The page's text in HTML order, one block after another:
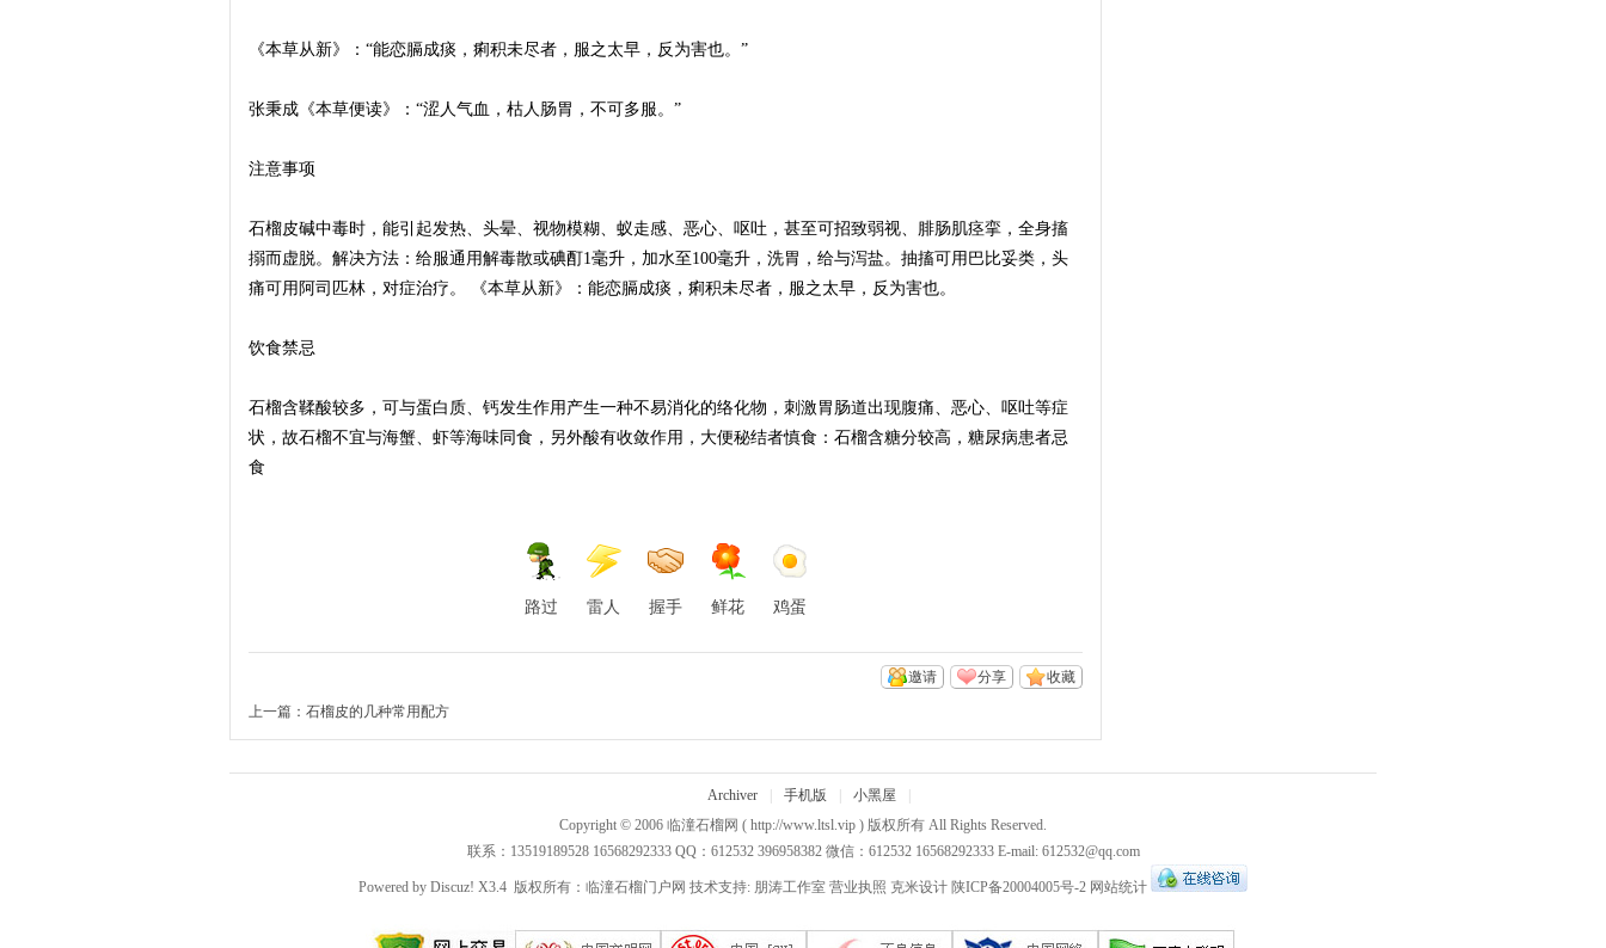
《本草从新》：“能恋膈成痰，痢积未尽者，服之太早，反为害也。”
张秉成《本草便读》：“涩人气血，枯人肠胃，不可多服。”
注意事项
石榴皮碱中毒时，能引起发热、头晕、视物模糊、蚁走感、恶心、呕吐，甚至可招致弱视、腓肠肌痉挛，全身搐
搦而虚脱。解决方法：给服通用解毒散或碘酊1毫升，加水至100毫升，洗胃，给与泻盐。抽搐可用巴比妥类，头
痛可用阿司匹林，对症治疗。 《本草从新》：能恋膈成痰，痢积未尽者，服之太早，反为害也。
饮食禁忌
石榴含鞣酸较多，可与蛋白质、钙发生作用产生一种不易消化的络化物，刺激胃肠道出现腹痛、恶心、呕吐等症
状，故石榴不宜与海蟹、虾等海味同食，另外酸有收敛作用，大便秘结者慎食：石榴含糖分较高，糖尿病患者忌
食
路过 雷人 握手 鲜花 鸡蛋
收藏
分享
邀请
上一篇： 石榴皮的几种常用配方
Archiver 手机版 小黑屋
Copyright © 2006 临潼石榴网 ( http://www.ltsl.vip ) 版权所有 All Rights Reserved.
联系：13519189528 16568292333 QQ：612532 396958382 微信：612532 16568292333 E-mail: 612532@qq.com
Powered by Discuz! X3.4 版权所有：临潼石榴门户网 技术支持: 朋涛工作室 营业执照 克米设计 陕ICP备20004005号-2 网站统计